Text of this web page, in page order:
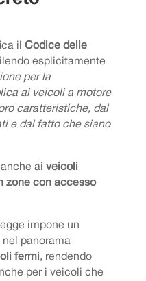
il Codice delle
esplicitamente
per la
ai veicoli a motore
caratteristiche, dal
e dal fatto che siano
ai veicoli
zone con accesso
impone un
panorama
fermi , rendendo
per i veicoli che